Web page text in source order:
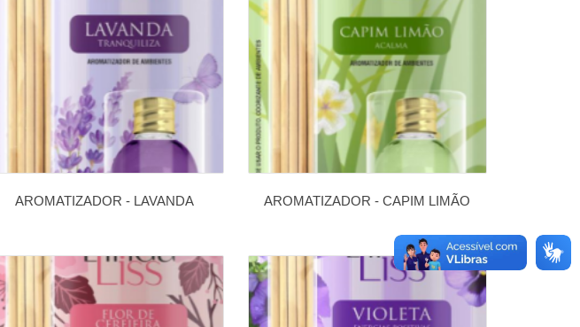
AROMATIZADOR - LAVANDA AROMATIZADOR - CAPIM LIMÃO